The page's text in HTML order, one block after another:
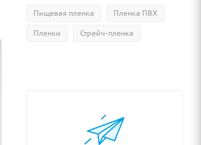
Пищевая пленка Пленка ПВХ
Пленки Стрейч-пленка